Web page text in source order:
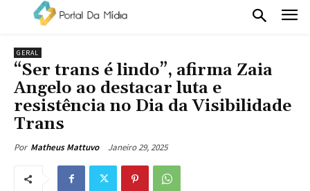
GERAL
“Ser trans é lindo”, afirma Zaia
Angelo ao destacar luta e
resistência no Dia da Visibilidade
Trans
Por Matheus Mattuvo Janeiro 29, 2025